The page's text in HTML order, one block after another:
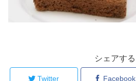
シェアする
Twitter Facebook